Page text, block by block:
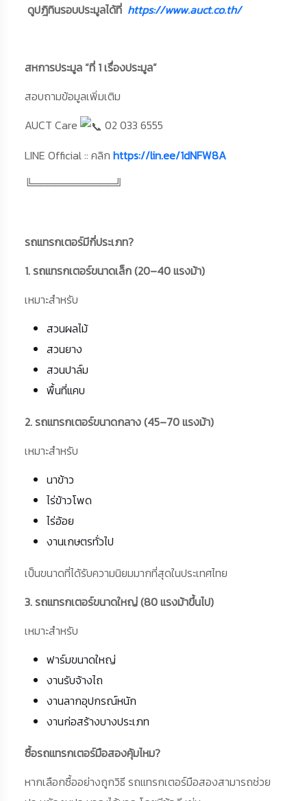
ดูปฎิทินรอบประมูลได้ที่ https://www.auct.co.th/
สหการประมูล “ที่ 1 เรื่องประมูล”
สอบถามข้อมูลเพิ่มเติม
AUCT Care
02 033 6555
LINE Official :: คลิก https://lin.ee/1dNFW8A
╚═══════════╝
รถแทรกเตอร์มีกี่ประเภท?
1. รถแทรกเตอร์ขนาดเล็ก (20–40 แรงม้า)
เหมาะสำหรับ
สวนผลไม้
สวนยาง
สวนปาล์ม
พื้นที่แคบ
2. รถแทรกเตอร์ขนาดกลาง (45–70 แรงม้า)
เหมาะสำหรับ
นาข้าว
ไร่ข้าวโพด
ไร่อ้อย
งานเกษตรทั่วไป
เป็นขนาดที่ได้รับความนิยมมากที่สุดในประเทศไทย
3. รถแทรกเตอร์ขนาดใหญ่ (80 แรงม้าขึ้นไป)
เหมาะสำหรับ
ฟาร์มขนาดใหญ่
งานรับจ้างไถ
งานลากอุปกรณ์หนัก
งานก่อสร้างบางประเภท
ซื้อรถแทรกเตอร์มือสองคุ้มไหม?
หากเลือกซื้ออย่างถูกวิธี รถแทรกเตอร์มือสองสามารถช่วย